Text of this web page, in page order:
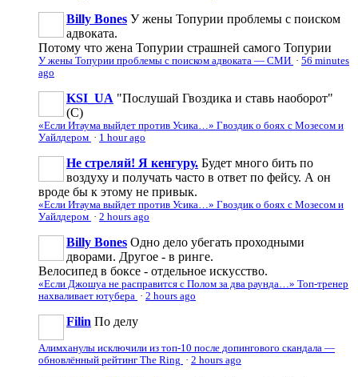
Billy Bones У жены Топурии проблемы с поиском
адвоката.
Потому что жена Топурии страшней самого Топурии
У жены Топурии проблемы с поиском адвоката — СМИ · 56 minutes
ago
KSI_UA "Послушай Гвоздика и ставь наоборот"
(С)
«Если Итаума выйдет против Усика…» Гвоздик о боях с Мозесом и
Уайлдером · 1 hour ago
Не стреляй! Я кенгуру. Будет много бить по
воздуху и получать часто в ответ по фейсу. А он
вроде бы к этому не привык.
«Если Итаума выйдет против Усика…» Гвоздик о боях с Мозесом и
Уайлдером · 2 hours ago
Billy Bones Одно дело убегать проходными
дворами. Другое - в ринге.
Велосипед в боксе - отдельное искусство.
«Если Джошуа не расправится с Полом за два раунда…» Топ-тренер
нахваливает ютубера · 2 hours ago
Filin По делу
Алимханулы исключили из топ-10 после допингового скандала —
обновлённый рейтинг The Ring · 2 hours ago